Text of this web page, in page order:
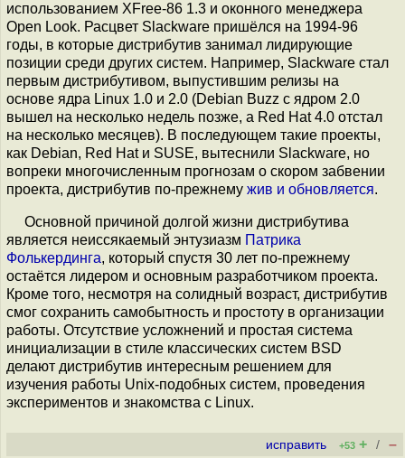
использованием XFree-86 1.3 и оконного менеджера
Open Look. Расцвет Slackware пришёлся на 1994-96
годы, в которые дистрибутив занимал лидирующие
позиции среди других систем. Например, Slackware стал
первым дистрибутивом, выпустившим релизы на
основе ядра Linux 1.0 и 2.0 (Debian Buzz с ядром 2.0
вышел на несколько недель позже, а Red Hat 4.0 отстал
на несколько месяцев). В последующем такие проекты,
как Debian, Red Hat и SUSE, вытеснили Slackware, но
вопреки многочисленным прогнозам о скором забвении
проекта, дистрибутив по-прежнему жив и обновляется.
Основной причиной долгой жизни дистрибутива
является неиссякаемый энтузиазм Патрика
Фолькердинга, который спустя 30 лет по-прежнему
остаётся лидером и основным разработчиком проекта.
Кроме того, несмотря на солидный возраст, дистрибутив
смог сохранить самобытность и простоту в организации
работы. Отсутствие усложнений и простая система
инициализации в стиле классических систем BSD
делают дистрибутив интересным решением для
изучения работы Unix-подобных систем, проведения
экспериментов и знакомства с Linux.
исправить +53 + / –